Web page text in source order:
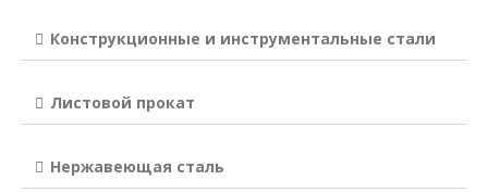
Конструкционные и инструментальные стали
Листовой прокат
Нержавеющая сталь